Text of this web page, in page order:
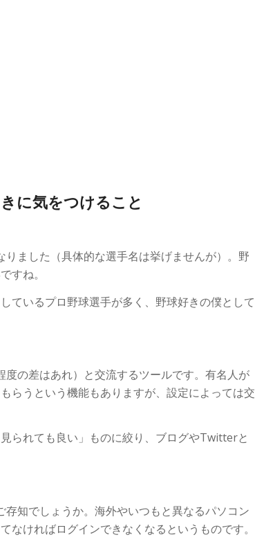
に気をつけること
ました（具体的な選手名は挙げませんが）。野
すね。
ているプロ野球選手が多く、野球好きの僕として
の差はあれ）と交流するツールです。有名人が
らうという機能もありますが、設定によっては交
られても良い」ものに絞り、ブログやTwitterと
知でしょうか。海外やいつもと異なるパソコン
ければログインできなくなるというものです。